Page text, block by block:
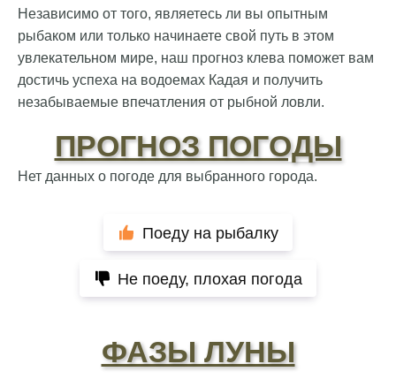
Независимо от того, являетесь ли вы опытным
рыбаком или только начинаете свой путь в этом
увлекательном мире, наш прогноз клева поможет вам
достичь успеха на водоемах Кадая и получить
незабываемые впечатления от рыбной ловли.
ПРОГНОЗ ПОГОДЫ
Нет данных о погоде для выбранного города.
Поеду на рыбалку
Не поеду, плохая погода
ФАЗЫ ЛУНЫ